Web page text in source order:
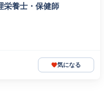
栄養士・保健師
気になる